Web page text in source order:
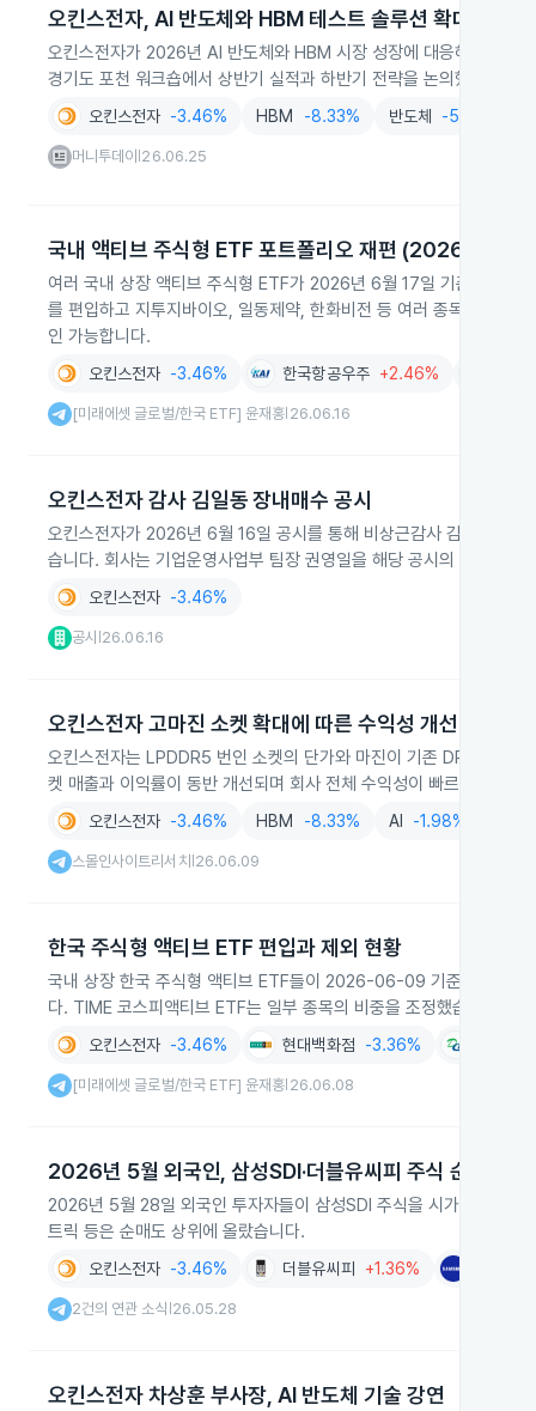
오킨스전자, AI 반도체와 HBM 테스트 솔루션 확대
오킨스전자가 2026년 AI 반도체와 HBM 시장 성장에 대응해 핵심 테
경기도 포천 워크숍에서 상반기 실적과 하반기 전략을 논의했습니다.
오킨스전자 -3.46% HBM -8.33% 반도체 -5.22%
머니투데이 26.06.25
국내 액티브 주식형 ETF 포트폴리오 재편 (2026-06-
여러 국내 상장 액티브 주식형 ETF가 2026년 6월 17일 기준으로 포
를 편입하고 지투지바이오, 일동제약, 한화비전 등 여러 종목을 편출
인 가능합니다.
오킨스전자 -3.46% 한국항공우주 +2.46%
[미래에셋 글로벌/한국 ETF] 윤재홍 26.06.16
오킨스전자 감사 김일동 장내매수 공시
오킨스전자가 2026년 6월 16일 공시를 통해 비상근감사 김일동이
습니다. 회사는 기업운영사업부 팀장 권영일을 해당 공시의 담당자로
오킨스전자 -3.46%
공시 26.06.16
오킨스전자 고마진 소켓 확대에 따른 수익성 개선
오킨스전자는 LPDDR5 번인 소켓의 단가와 마진이 기존 DRAM보
켓 매출과 이익률이 동반 개선되며 회사 전체 수익성이 빠르게 향상하
오킨스전자 -3.46% HBM -8.33% AI -1.98%
스몰인사이트리서치 26.06.09
한국 주식형 액티브 ETF 편입과 제외 현황
국내 상장 한국 주식형 액티브 ETF들이 2026-06-09 기준으로 디앤
다. TIME 코스피액티브 ETF는 일부 종목의 비중을 조정했습니다.
오킨스전자 -3.46% 현대백화점 -3.36%
[미래에셋 글로벌/한국 ETF] 윤재홍 26.06.08
2026년 5월 외국인, 삼성SDI·더블유씨피 주식 순매수
2026년 5월 28일 외국인 투자자들이 삼성SDI 주식을 시가총액 대
트릭 등은 순매도 상위에 올랐습니다.
오킨스전자 -3.46% 더블유씨피 +1.36%
2건의 연관 소식 26.05.28
오킨스전자 차상훈 부사장, AI 반도체 기술 강연